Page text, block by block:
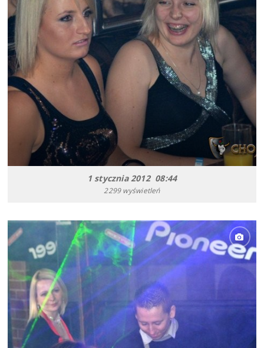
1 stycznia 2012 08:44
2299 wyświetleń